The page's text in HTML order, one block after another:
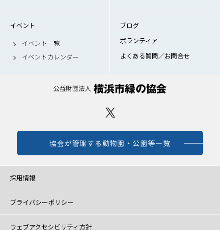
イベント
イベント一覧
イベントカレンダー
ブログ
ボランティア
よくある質問／お問合せ
協会が管理する動物園・公園等一覧
採用情報
プライバシーポリシー
ウェブアクセシビリティ方針